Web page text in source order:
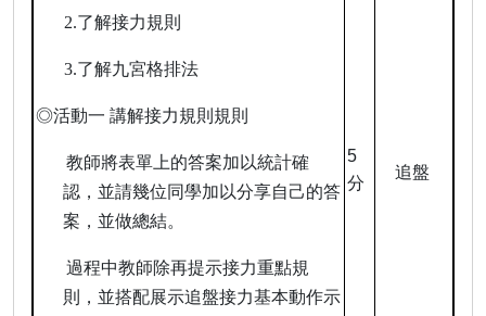
2.了解接力規則
3.了解九宮格排法
◎活動一 講解接力規則規則
教師將表單上的答案加以統計確
認，並請幾位同學加以分享自己的答
案，並做總結。
過程中教師除再提示接力重點規
則，並搭配展示追盤接力基本動作示
5
分
追盤